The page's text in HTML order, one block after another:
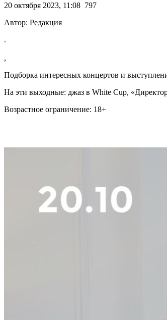
20 октября 2023, 11:08 797
Автор: Редакция
.
,
Подборка интересных концертов и
На эти выходные: джаз в White Cup,
Возрастное ограничение: 18+